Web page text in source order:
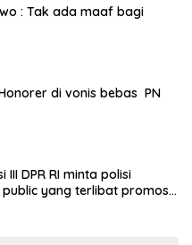
: Tak ada maaf bagi
di vonis bebas PN
DPR RI minta polisi
yang terlibat promosi